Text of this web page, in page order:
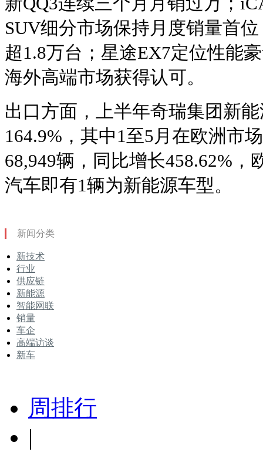
SUV细分市场保持月度销量首
超1.8万台；星途EX7定位性能
海外高端市场获得认可。
出口方面，上半年奇瑞集团新
164.9%，其中1至5月在欧洲市
68,949辆，同比增长458.62%，
汽车即有1辆为新能源车型。
新闻分类
新技术
行业
供应链
新能源
智能网联
销量
车企
高端访谈
新车
周排行
|